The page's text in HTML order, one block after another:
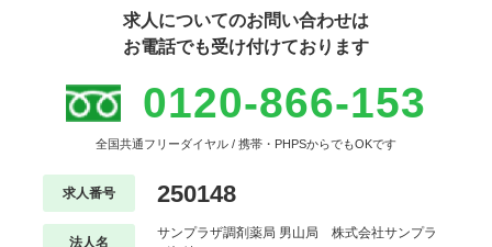
求人についてのお問い合わせは
お電話でも受け付けております
0120-866-153
全国共通フリーダイヤル / 携帯・PHPSからでもOKです
求人番号 250148
法人名
サンプラザ調剤薬局 男山局 株式会社サンプラ